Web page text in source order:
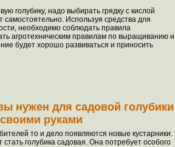
голубику, надо выбирать грядку с кислой
самостоятельно. Используя средства для
необходимо соблюдать правила
агротехническим правилам по выращиванию и
будет хорошо развиваться и приносить
нужен для садовой голубики
руками
то и дело появляются новые кустарники.
голубика садовая. Она потребует особого